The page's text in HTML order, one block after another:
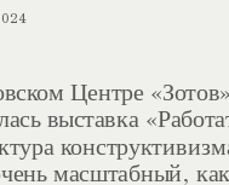
Центре «Зотов»
выставка
масштабный,